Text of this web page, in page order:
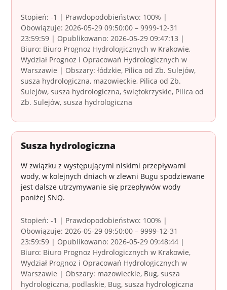
Stopień: -1 | Prawdopodobieństwo: 100% |
Obowiązuje: 2026-05-29 09:50:00 – 9999-12-31
23:59:59 | Opublikowano: 2026-05-29 09:47:13 |
Biuro: Biuro Prognoz Hydrologicznych w Krakowie,
Wydział Prognoz i Opracowań Hydrologicznych w
Warszawie | Obszary: łódzkie, Pilica od Zb. Sulejów,
susza hydrologiczna, mazowieckie, Pilica od Zb.
Sulejów, susza hydrologiczna, świętokrzyskie, Pilica od
Zb. Sulejów, susza hydrologiczna
Susza hydrologiczna
W związku z występującymi niskimi przepływami
wody, w kolejnych dniach w zlewni Bugu spodziewane
jest dalsze utrzymywanie się przepływów wody
poniżej SNQ.
Stopień: -1 | Prawdopodobieństwo: 100% |
Obowiązuje: 2026-05-29 09:50:00 – 9999-12-31
23:59:59 | Opublikowano: 2026-05-29 09:48:44 |
Biuro: Biuro Prognoz Hydrologicznych w Krakowie,
Wydział Prognoz i Opracowań Hydrologicznych w
Warszawie | Obszary: mazowieckie, Bug, susza
hydrologiczna, podlaskie, Bug, susza hydrologiczna